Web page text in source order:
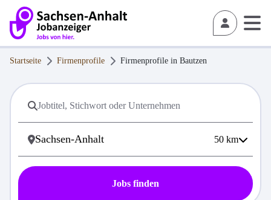
Startseite Firmenprofile Firmenprofile in Bautzen
50 km
Jobs finden